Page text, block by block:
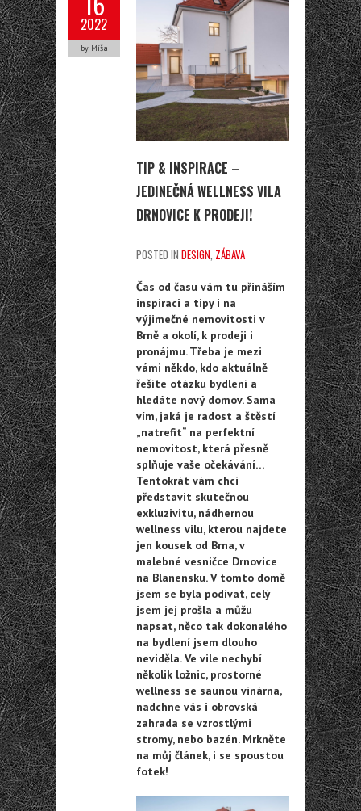
2022
by Míša
TIP & INSPIRACE –
JEDINEČNÁ WELLNESS VILA
DRNOVICE K PRODEJI!
POSTED IN DESIGN ZÁBAVA
Čas od času vám tu přináším
inspiraci a tipy i na
výjimečné nemovitosti v
Brně a okolí, k prodeji i
pronájmu. Třeba je mezi
vámi někdo, kdo aktuálně
řešíte otázku bydlení a
hledáte nový domov. Sama
vím, jaká je radost a štěstí
„natrefit“ na perfektní
nemovitost, která přesně
splňuje vaše očekávání…
Tentokrát vám chci
představit skutečnou
exkluzivitu, nádhernou
wellness vilu, kterou najdete
jen kousek od Brna, v
malebné vesničce Drnovice
na Blanensku. V tomto domě
jsem se byla podívat, celý
jsem jej prošla a můžu
napsat, něco tak dokonalého
na bydlení jsem dlouho
neviděla. Ve vile nechybí
několik ložnic, prostorné
wellness se saunou vinárna,
nadchne vás i obrovská
zahrada se vzrostlými
stromy, nebo bazén. Mrkněte
na můj článek, i se spoustou
fotek!